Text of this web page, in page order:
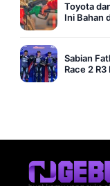
Toyota
Ini Bahan
Sabian
Race 2